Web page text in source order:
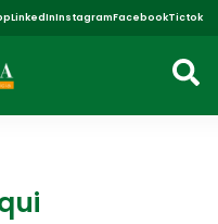
LinkedInInstagramFacebookTictok